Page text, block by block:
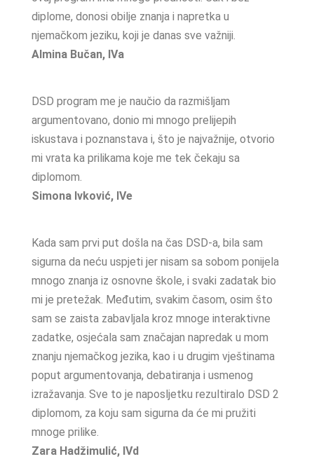
diplome, donosi obilje znanja i napretka u
njemačkom jeziku, koji je danas sve važniji.
Almina Bučan, IVa
DSD program me je naučio da razmišljam
argumentovano, donio mi mnogo prelijepih
iskustava i poznanstava i, što je najvažnije, otvorio
mi vrata ka prilikama koje me tek čekaju sa
diplomom.
Simona Ivković, IVe
Kada sam prvi put došla na čas DSD-a, bila sam
sigurna da neću uspjeti jer nisam sa sobom ponijela
mnogo znanja iz osnovne škole, i svaki zadatak bio
mi je pretežak. Međutim, svakim časom, osim što
sam se zaista zabavljala kroz mnoge interaktivne
zadatke, osjećala sam značajan napredak u mom
znanju njemačkog jezika, kao i u drugim vještinama
poput argumentovanja, debatiranja i usmenog
izražavanja. Sve to je naposljetku rezultiralo DSD 2
diplomom, za koju sam sigurna da će mi pružiti
mnoge prilike.
Zara Hadžimulić, IVd